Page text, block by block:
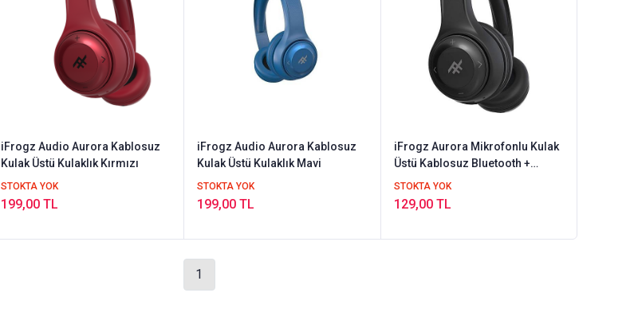
iFrogz Audio Aurora Kablosuz
Kulak Üstü Kulaklık Kırmızı
STOKTA YOK
199,00 TL
iFrogz Audio Aurora Kablosuz
Kulak Üstü Kulaklık Mavi
STOKTA YOK
199,00 TL
iFrogz Aurora Mikrofonlu Kulak
Üstü Kablosuz Bluetooth +
Kablolu Kulaklık - Siyah
STOKTA YOK
129,00 TL
1